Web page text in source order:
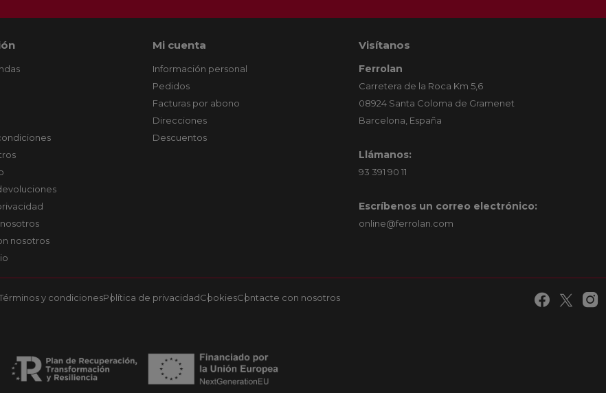
nosotros
Mi cuenta
Información personal
Pedidos
Facturas por abono
Direcciones
Descuentos
Visítanos
Ferrolan
Carretera de la Roca Km 5,6
08924 Santa Coloma de Gramenet
Barcelona, España
Llámanos:
93 391 90 11
Escríbenos un correo electrónico:
online@ferrolan.com
y condicionesPolítica de privacidadCookiesContacte con nosotros